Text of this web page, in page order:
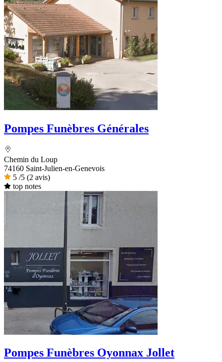
Pompes Funèbres Générales
Chemin du Loup
74160 Saint-Julien-en-Genevois
5 /5 (2 avis)
top notes
Pompes Funèbres Oyonnax Jollet